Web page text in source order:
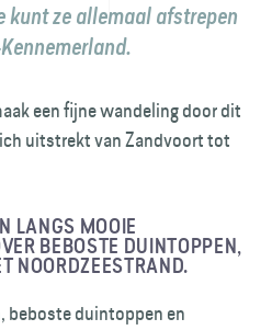
kunt ze allemaal afstrepen
een fijne wandeling door dit
uitstrekt van Zandvoort tot
LANGS MOOIE
BEBOSTE DUINTOPPEN,
NOORDZEESTRAND.
beboste duintoppen en